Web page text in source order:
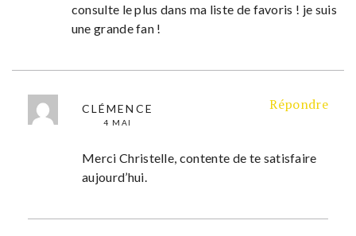
consulte le plus dans ma liste de favoris ! je suis
une grande fan !
CLÉMENCE
4 MAI
Répondre
Merci Christelle, contente de te satisfaire
aujourd’hui.